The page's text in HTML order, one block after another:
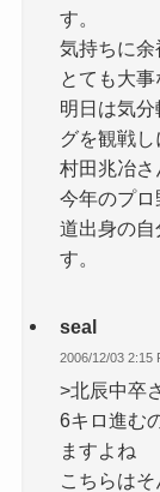
す。
気持ちに余
とても大事
明日は気
グを観戦し
村田兆冶さ
今年のプ
道出身の
す。
seal
2006/12/03 2:15
>北辰中卒
6キロ進む
ますよね
こちらは